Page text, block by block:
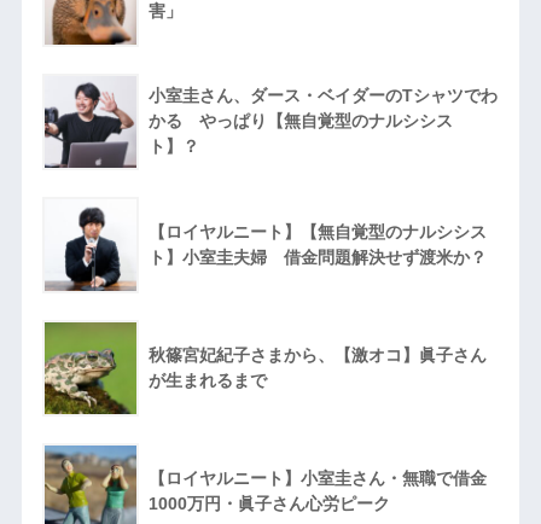
害」
小室圭さん、ダース・ベイダーのTシャツでわ
かる やっぱり【無自覚型のナルシシス
ト】？
【ロイヤルニート】【無自覚型のナルシシス
ト】小室圭夫婦 借金問題解決せず渡米か？
秋篠宮妃紀子さまから、【激オコ】眞子さん
が生まれるまで
【ロイヤルニート】小室圭さん・無職で借金
1000万円・眞子さん心労ピーク